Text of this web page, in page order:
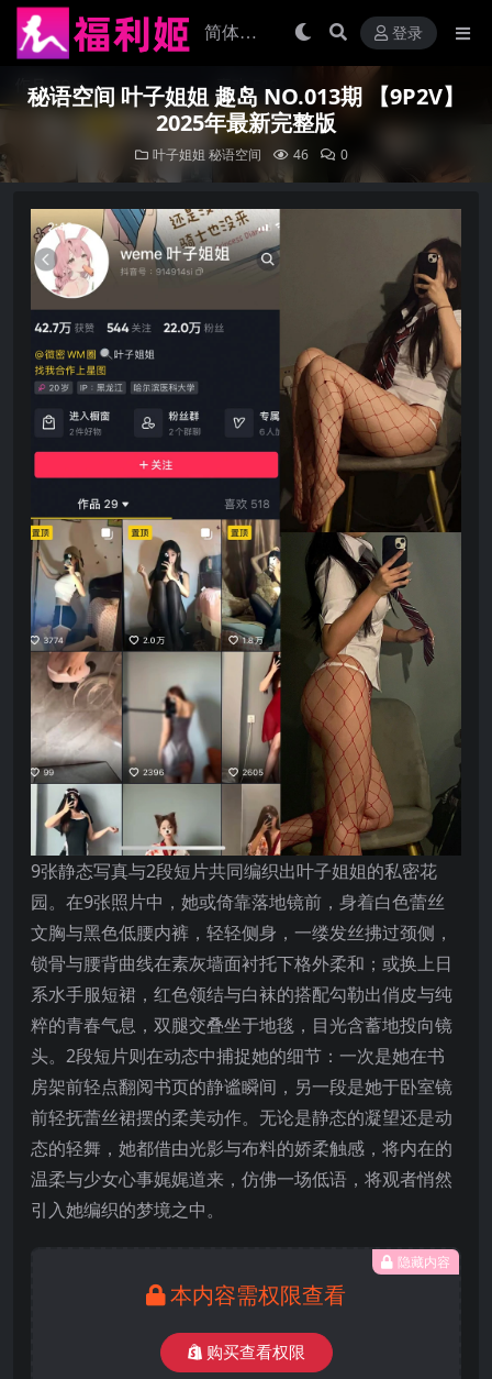
登录
秘语空间 叶子姐姐 趣岛 NO.013期 【9P2V】
2025年最新完整版
叶子姐姐 秘语空间 46 0
9张静态写真与2段短片共同编织出叶子姐姐的私密花
园。在9张照片中，她或倚靠落地镜前，身着白色蕾丝
文胸与黑色低腰内裤，轻轻侧身，一缕发丝拂过颈侧，
锁骨与腰背曲线在素灰墙面衬托下格外柔和；或换上日
系水手服短裙，红色领结与白袜的搭配勾勒出俏皮与纯
粹的青春气息，双腿交叠坐于地毯，目光含蓄地投向镜
头。2段短片则在动态中捕捉她的细节：一次是她在书
房架前轻点翻阅书页的静谧瞬间，另一段是她于卧室镜
前轻抚蕾丝裙摆的柔美动作。无论是静态的凝望还是动
态的轻舞，她都借由光影与布料的娇柔触感，将内在的
温柔与少女心事娓娓道来，仿佛一场低语，将观者悄然
引入她编织的梦境之中。
隐藏内容
本内容需权限查看
购买查看权限